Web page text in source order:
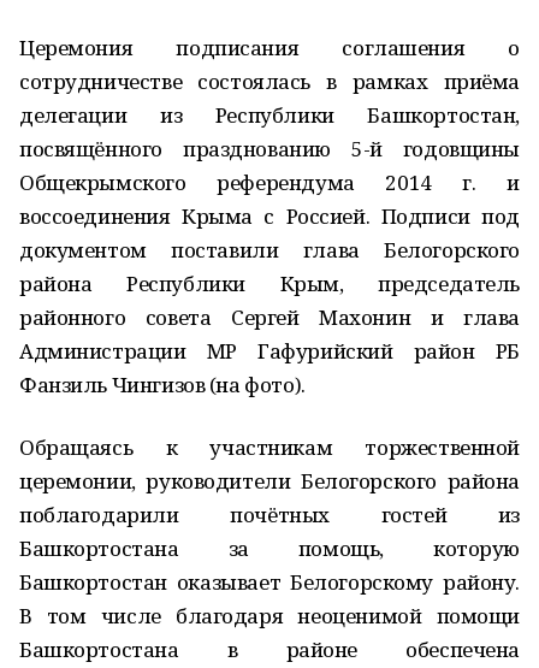
Церемония подписания соглашения о
сотрудничестве состоялась в рамках приёма
делегации из Республики Башкортостан,
посвящённого празднованию 5-й годовщины
Общекрымского референдума 2014 г. и
воссоединения Крыма с Россией. Подписи под
документом поставили глава Белогорского
района Республики Крым, председатель
районного совета Сергей Махонин и глава
Администрации МР Гафурийский район РБ
Фанзиль Чингизов (на фото).
Обращаясь к участникам торжественной
церемонии, руководители Белогорского района
поблагодарили почётных гостей из
Башкортостана за помощь, которую
Башкортостан оказывает Белогорскому району.
В том числе благодаря неоценимой помощи
Башкортостана в районе обеспечена